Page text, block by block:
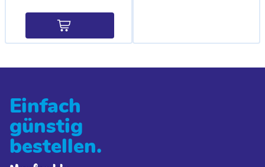
Einfach
günstig
bestellen.